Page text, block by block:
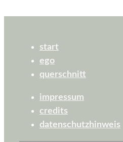
start
ego
querschnitt
impressum
credits
datenschutzhinweis